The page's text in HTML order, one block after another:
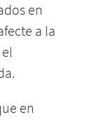
en
a la
en